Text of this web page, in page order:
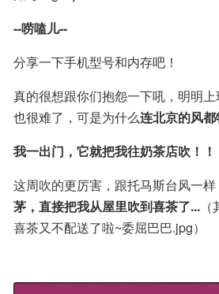
--唠嗑儿--
分享一下手机型号和内存吧！
真的很想跟你们抱怨一下吼，明明
也很难了，可是为什么连北京的风都
我一出门，它就把我往奶茶店吹！！
这周吹的更厉害，跟托马斯台风一样
茅，直接把我从屋里吹到喜茶了...
喜茶又不配送了啦~委屈巴巴.jpg）